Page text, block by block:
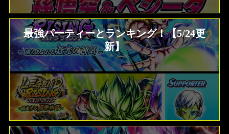
最強パーティーとランキング！【5/24更
新】